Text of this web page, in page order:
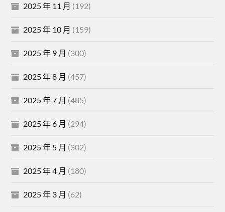
2025 年 11 月 (192)
2025 年 10 月 (159)
2025 年 9 月 (300)
2025 年 8 月 (457)
2025 年 7 月 (485)
2025 年 6 月 (294)
2025 年 5 月 (302)
2025 年 4 月 (180)
2025 年 3 月 (62)